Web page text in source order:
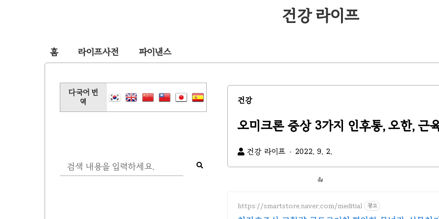
건강 라이프
홈 라이프사전 파이낸스
다국어 번
역
건강
오미크론 증상 3가지 인후통, 오한, 근
건강 라이프 2022. 9. 2.
https://smartstore.naver.com/meditial 광고